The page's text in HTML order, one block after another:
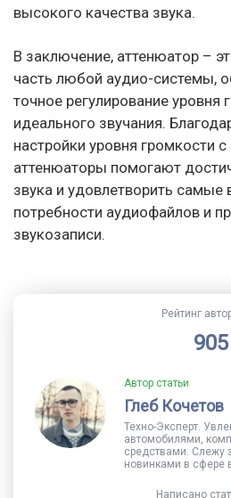
высокого качества звука.
В заключение, аттенюатор –
часть любой аудио-системы,
точное регулирование уровня
идеального звучания.
настройки уровня громкости
аттенюаторы помогают
звука и удовлетворить самые
потребности аудиофайлов и
звукозаписи.
Рейтинг
905
Автор статьи
Глеб Кочетов
Техно-Эксперт.
автомобилями,
средствами. Слежу
новинками в сфере
Написано